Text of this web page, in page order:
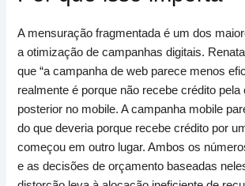
A mensuração fragmentada é um dos
a otimização de campanhas digitais.
que “a campanha de web parece menos
realmente é porque não recebe crédito pela
posterior no mobile. A campanha mobile
do que deveria porque recebe crédito por
começou em outro lugar. Ambos os
e as decisões de orçamento baseadas